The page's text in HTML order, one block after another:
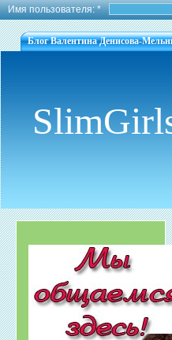
Имя пользователя:*
Блог Валентина Денисова-